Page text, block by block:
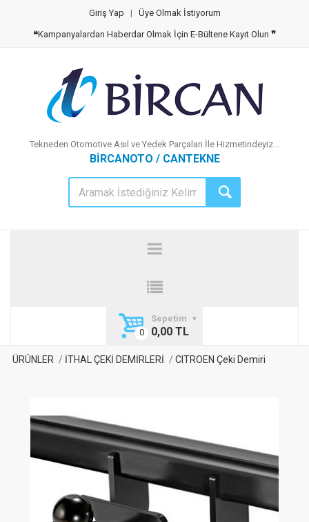
Giriş Yap | Üye Olmak İstiyorum
❝Kampanyalardan Haberdar Olmak İçin E-Bültene Kayıt Olun ❞
Tekneden Otomotive Asıl ve Yedek Parçaları İle Hizmetindeyiz...
BİRCANOTO / CANTEKNE
Sepetim
0,00 TL
ÜRÜNLER İTHAL ÇEKİ DEMİRLERİ CITROEN Çeki Demiri